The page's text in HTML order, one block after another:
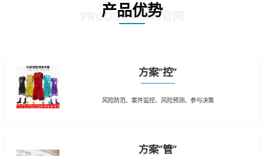
产品优势
PRODUCT 买球官网
方案“控”
风险防范、案件监控、风险预测、参与决策
方案“管”